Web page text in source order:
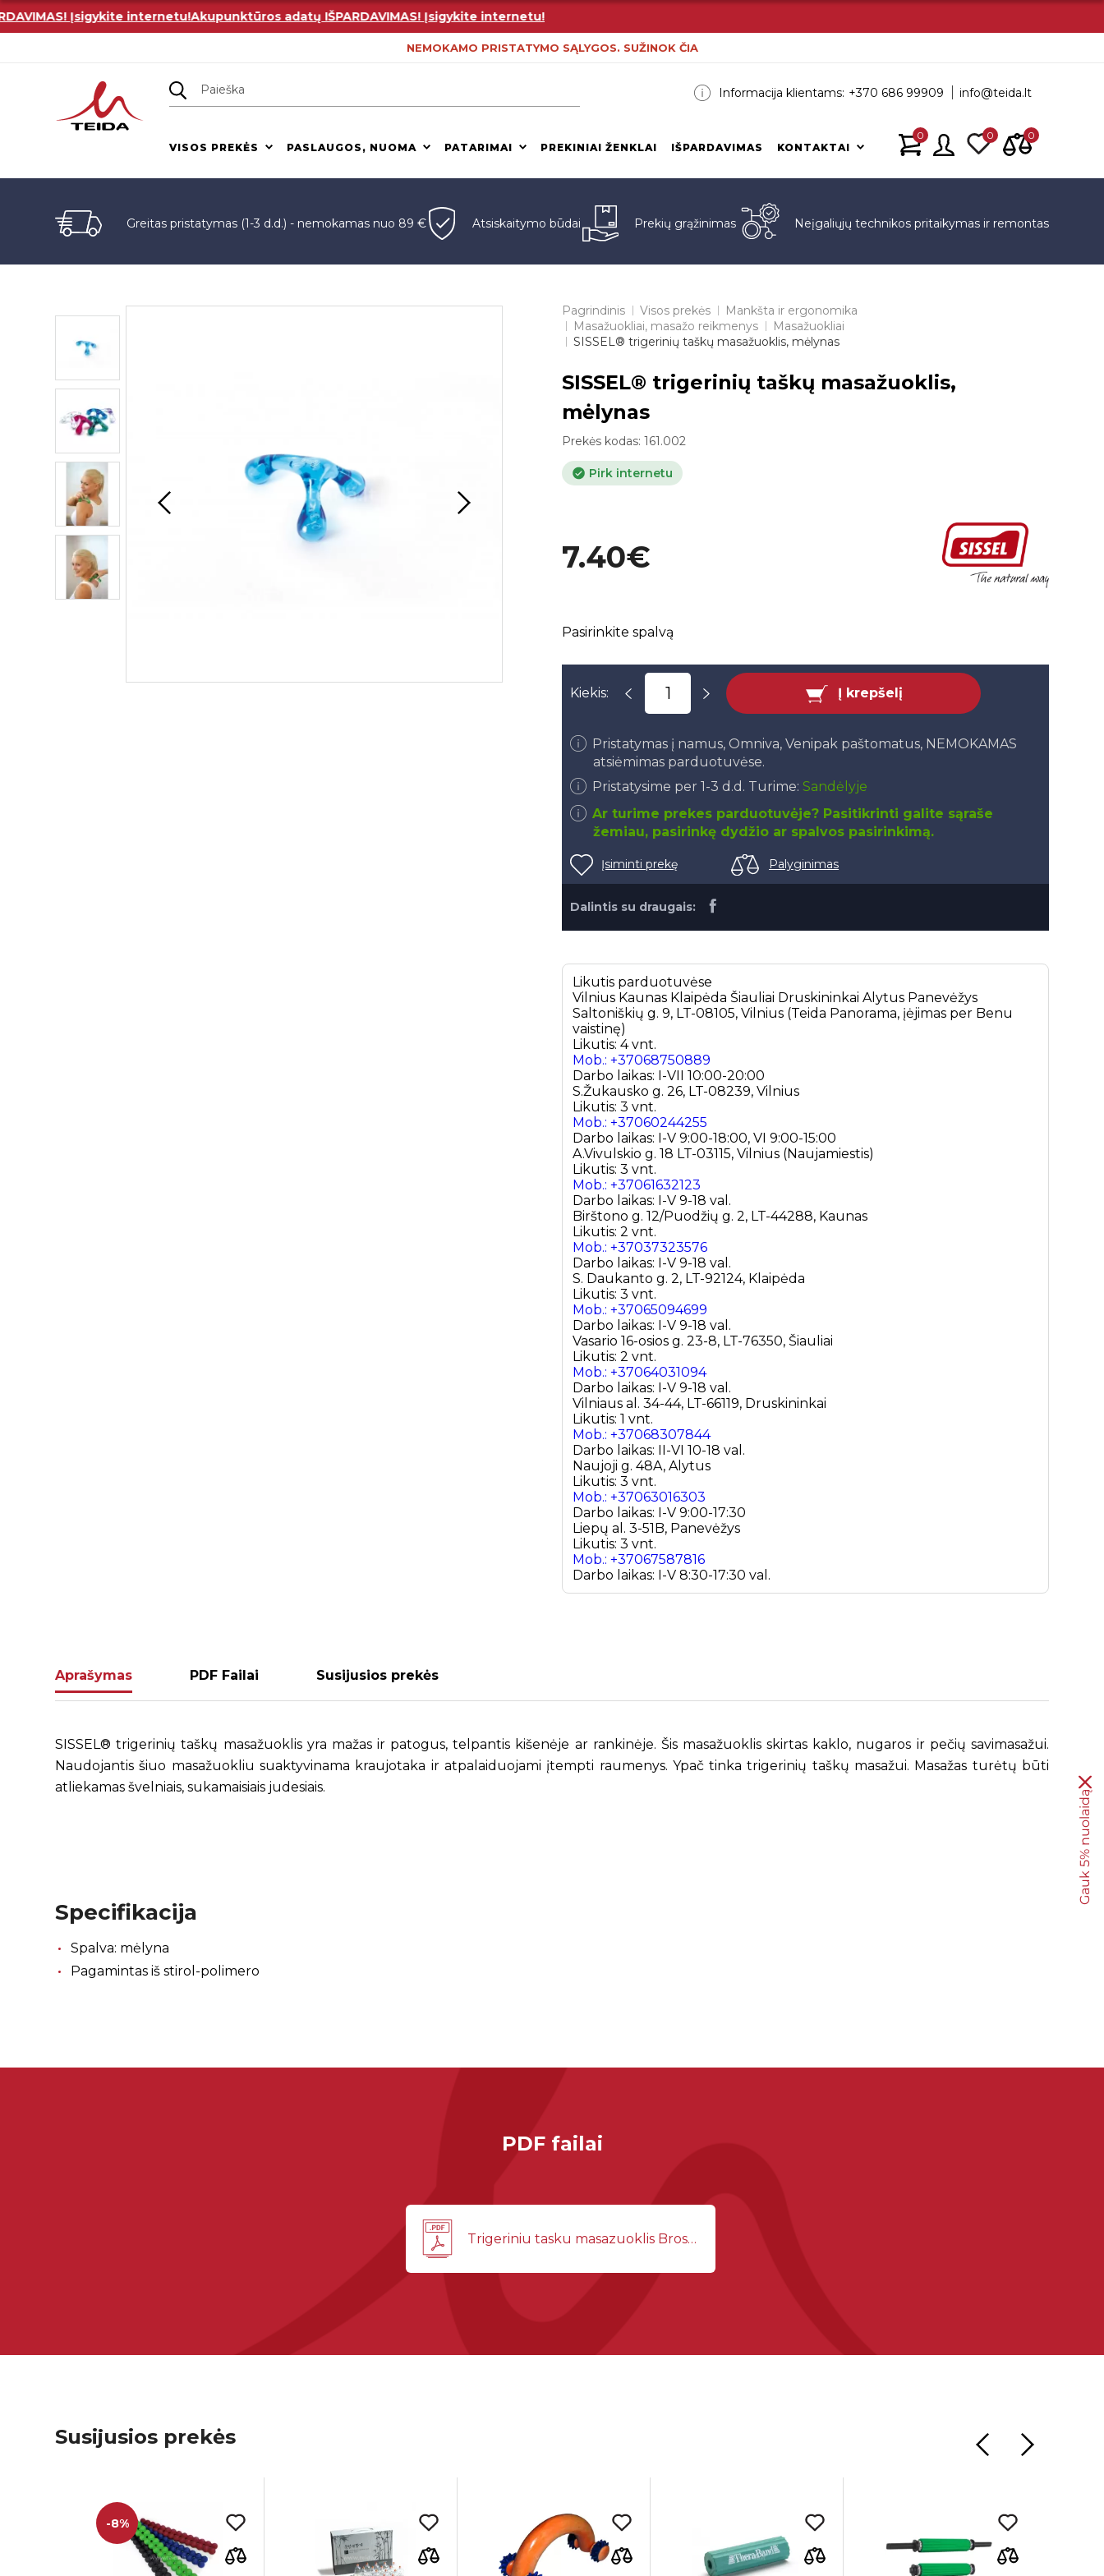
Įsigykite internetu!Akupunktūros adatų IŠPARDAVIMAS! Įsigykite internetu!
NEMOKAMO PRISTATYMO SĄLYGOS. SUŽINOK ČIA
Informacija klientams: +370 686 99909 info@teida.lt
VISOS PREKĖS PASLAUGOS, NUOMA PATARIMAI PREKINIAI ŽENKLAI IŠPARDAVIMAS KONTAKTAI
0 0 0
Greitas pristatymas (1-3 d.d.) - nemokamas nuo 89 € Atsiskaitymo būdai Prekių grąžinimas Neįgaliųjų technikos pritaikymas ir remontas
Pagrindinis Visos prekės
Mankšta ir ergonomika
Masažuokliai, masažo reikmenys
Masažuokliai
SISSEL® trigerinių taškų masažuoklis, mėlynas
SISSEL® trigerinių taškų masažuoklis,
mėlynas
Prekės kodas:161.002
Pirk internetu
7.40€
Pasirinkite spalvą
Kiekis: Į krepšelį
Pristatymas į namus, Omniva, Venipak paštomatus, NEMOKAMAS
atsiėmimas parduotuvėse.
Pristatysime per 1-3 d.d. Turime:Sandėlyje
Ar turime prekes parduotuvėje? Pasitikrinti galite sąraše
žemiau, pasirinkę dydžio ar spalvos pasirinkimą.
Įsiminti prekę Palyginimas
Dalintis su draugais:
Likutis parduotuvėse
Vilnius Kaunas Klaipėda Šiauliai Druskininkai Alytus Panevėžys
Saltoniškių g. 9, LT-08105, Vilnius (Teida Panorama, įėjimas per Benu
vaistinę)
Likutis: 4 vnt.
Mob.: +37068750889
Darbo laikas: I-VII 10:00-20:00
S.Žukausko g. 26, LT-08239, Vilnius
Likutis: 3 vnt.
Mob.: +37060244255
Darbo laikas: I-V 9:00-18:00, VI 9:00-15:00
A.Vivulskio g. 18 LT-03115, Vilnius (Naujamiestis)
Likutis: 3 vnt.
Mob.: +37061632123
Darbo laikas: I-V 9-18 val.
Birštono g. 12/Puodžių g. 2, LT-44288, Kaunas
Likutis: 2 vnt.
Mob.: +37037323576
Darbo laikas: I-V 9-18 val.
S. Daukanto g. 2, LT-92124, Klaipėda
Likutis: 3 vnt.
Mob.: +37065094699
Darbo laikas: I-V 9-18 val.
Vasario 16-osios g. 23-8, LT-76350, Šiauliai
Likutis: 2 vnt.
Mob.: +37064031094
Darbo laikas: I-V 9-18 val.
Vilniaus al. 34-44, LT-66119, Druskininkai
Likutis: 1 vnt.
Mob.: +37068307844
Darbo laikas: II-VI 10-18 val.
Naujoji g. 48A, Alytus
Likutis: 3 vnt.
Mob.: +37063016303
Darbo laikas: I-V 9:00-17:30
Liepų al. 3-51B, Panevėžys
Likutis: 3 vnt.
Mob.: +37067587816
Darbo laikas: I-V 8:30-17:30 val.
Aprašymas PDF Failai Susijusios prekės
SISSEL® trigerinių taškų masažuoklis yra mažas ir patogus, telpantis kišenėje ar rankinėje. Šis masažuoklis skirtas kaklo, nugaros ir pečių savimasažui.
Naudojantis šiuo masažuokliu suaktyvinama kraujotaka ir atpalaiduojami įtempti raumenys. Ypač tinka trigerinių taškų masažui. Masažas turėtų būti
atliekamas švelniais, sukamaisiais judesiais.
Specifikacija
Spalva: mėlyna
Pagamintas iš stirol-polimero
PDF failai
Trigeriniu tasku masazuoklis Brosiura(1).pdf
Susijusios prekės
-8%
Gauk 5% nuolaidą